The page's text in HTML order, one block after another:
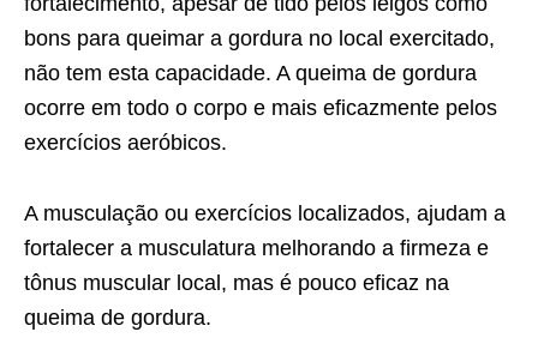
bons para queimar a gordura no local exercitado,
não tem esta capacidade. A queima de gordura
ocorre em todo o corpo e mais eficazmente pelos
exercícios aeróbicos.
A musculação ou exercícios localizados, ajudam a
fortalecer a musculatura melhorando a firmeza e
tônus muscular local, mas é pouco eficaz na
queima de gordura.